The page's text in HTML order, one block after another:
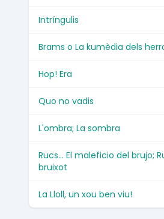
Intríngulis
Brams o La kumèdia dels
Hop! Era
Quo no vadis
L'ombra; La sombra
Rucs... El maleficio del brujo;
bruixot
La Lloll, un xou ben viu!